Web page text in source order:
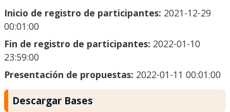
Inicio de registro de participantes: 2021-12-29
00:01:00
Fin de registro de participantes: 2022-01-10
23:59:00
Presentación de propuestas: 2022-01-11 00:01:00
Descargar Bases